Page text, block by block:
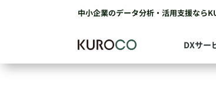
中小企業のデータ分析・活用支援なら
DXサー